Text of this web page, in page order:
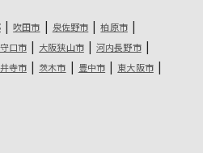
吹田市 泉佐野市
柏原市
守口市 大阪狭山市
河内長野市
寺市 茨木市 豊中市
東大阪市